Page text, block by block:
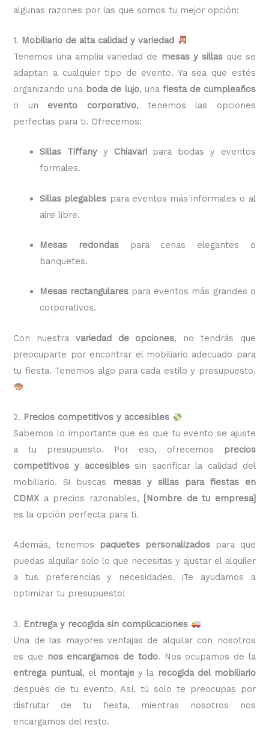
algunas razones por las que somos tu mejor opción:
1. Mobiliario de alta calidad y variedad
Tenemos una amplia variedad de mesas y sillasque se
adaptan a cualquier tipo de evento. Ya sea que estés
organizando una boda de lujo, una fiesta de cumpleaños
o un evento corporativo, tenemos las opciones
perfectas para ti. Ofrecemos:
Sillas Tiffanyy Chiavaripara bodas y eventos
formales.
Sillas plegables para eventos más informales o al
aire libre.
Mesas redondaspara cenas elegantes o
banquetes.
Mesas rectangulares para eventos más grandes o
corporativos.
Con nuestra variedad de opciones, no tendrás que
preocuparte por encontrar el mobiliario adecuado para
tu fiesta. Tenemos algo para cada estilo y presupuesto.
2. Precios competitivos y accesibles
Sabemos lo importante que es que tu evento se ajuste
a tu presupuesto. Por eso, ofrecemos
precios
competitivos y accesiblessin sacrificar la calidad del
mobiliario. Si buscas
mesas y sillas para fiestas en
CDMX a precios razonables, [Nombre de tu empresa]
es la opción perfecta para ti.
Además, tenemos paquetes personalizadospara que
puedas alquilar solo lo que necesitas y ajustar el alquiler
a tus preferencias y necesidades. ¡Te ayudamos a
optimizar tu presupuesto!
3. Entrega y recogida sin complicaciones
Una de las mayores ventajas de alquilar con nosotros
es que nos encargamos de todo. Nos ocupamos de la
entrega puntual, el montajey la recogida del mobiliario
después de tu evento. Así, tú solo te preocupas por
disfrutar de tu fiesta, mientras nosotros nos
encargamos del resto.